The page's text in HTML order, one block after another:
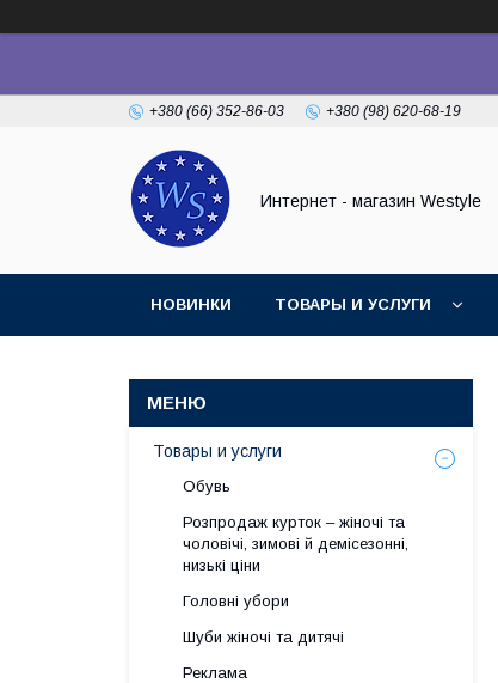
+380 (66) 352-86-03 +380 (98) 620-68-19
Интернет - магазин Westyle
НОВИНКИ ТОВАРЫ И УСЛУГИ
Товары и услуги
Обувь
Розпродаж курток – жіночі та
чоловічі, зимові й демісезонні,
низькі ціни
Головні убори
Шуби жіночі та дитячі
Реклама